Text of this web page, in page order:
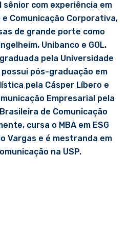
com experiência em
Comunicação Corporativa,
de grande porte como
Unibanco e GOL.
pela Universidade
possui pós-graduação em
pela Cásper Líbero e
Empresarial pela
de Comunicação
cursa o MBA em ESG
Vargas e é mestranda em
na USP.